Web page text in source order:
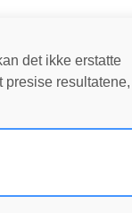
det ikke erstatte
presise resultatene,